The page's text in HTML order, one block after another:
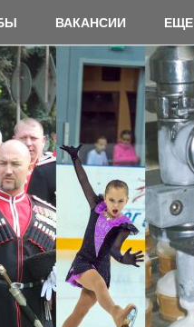
ВАКАНСИИ ЕЩЕ